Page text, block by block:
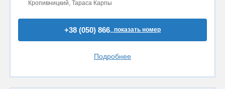
Кропивницкий, Тараса Карпы
+38 (050) 866..показать номер
Подробнее